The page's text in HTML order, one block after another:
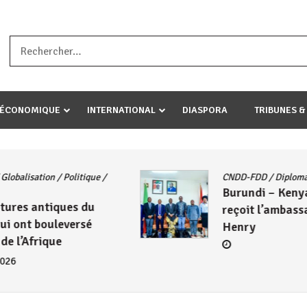
umariye umuryango wawe canke igihugu cakwibarutse
INTERNATIONAL DIASPORA TRIBUNES
Actualités/East African Community/
Politique/Société UA
Le Président Évariste
Ndayishimiye échange avec
Mahamadou Issoufou sur les